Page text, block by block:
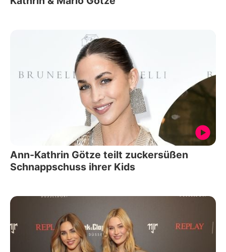
Ann-Kathrin Götze teilt zuckersüßen
Schnappschuss ihrer Kids